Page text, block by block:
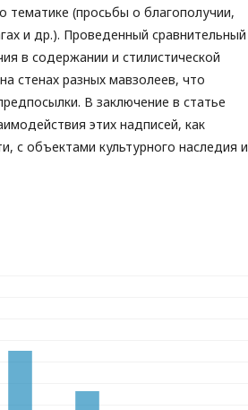
тематике (просьбы о благополучии,
и др.). Проведенный сравнительный
в содержании и стилистической
стенах разных мавзолеев, что
В заключение в статье
этих надписей, как
с объектами культурного наследия и